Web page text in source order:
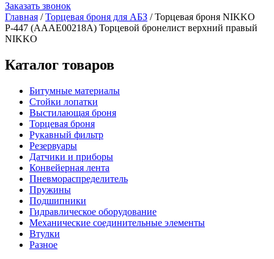
Заказать звонок
Главная /Торцевая броня для АБЗ / Торцевая броня NIKKO
Р-447 (AAAE00218A) Торцевой бронелист верхний правый
NIKKO
Каталог товаров
Битумные материалы
Стойки лопатки
Выстилающая броня
Торцевая броня
Рукавный фильтр
Резервуары
Датчики и приборы
Конвейерная лента
Пневмораспределитель
Пружины
Подшипники
Гидравлическое оборудование
Механические соединительные элементы
Втулки
Разное